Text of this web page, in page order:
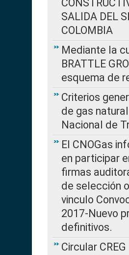
SALIDA DEL
COLOMBIA
Mediante la
BRATTLE
esquema de
Criterios
de gas
Nacional de
El CNOGas
en participar
firmas
de selección
vinculo
2017-Nuevo
definitivos.
Circular